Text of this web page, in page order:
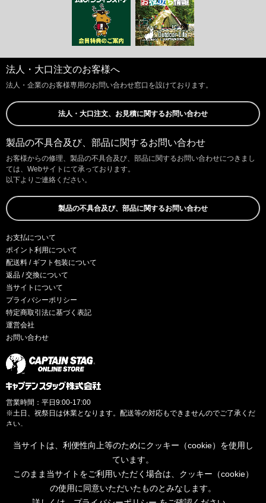
法人・大口注文のお客様へ
法人・企業のお客様専用のお問い合わせ窓口を設けております。
法人・大口注文、お見積に関するお問い合わせ
製品の不具合及び、部品に関するお問い合わせ
お客様からの修理、製品の不具合及び、部品に関するお問い合わせにつきまし
ては、Webサイトにて承っております。
以下よりご連絡ください。
製品の不具合及び、部品に関するお問い合わせ
お支払について
ポイント利用について
配送料 / ギフト包装について
返品 / 交換について
当サイトについて
プライバシーポリシー
特定商取引法に基づく表記
運営会社
お問い合わせ
営業時間：平日9:00-17:00
※土日、祝祭日は休業となります。配送等の対応もできませんのでご了承くだ
さい。
当サイトは、利便性向上等のためにクッキー（cookie）を使用し
ています。
このまま当サイトをご利用いただく場合は、クッキー（cookie）
の使用に同意いただいたものとみなします。